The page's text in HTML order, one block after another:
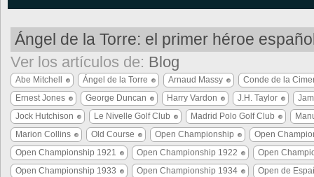
Ángel de la Torre: el primer héroe
Ver los artículos de: Blog
Abe Mitchell Ángel de la Torre Arnaud Massy
Conde de la
Ernest Jones
George Duncan Harry Vardon J.H. Taylor
Jock Hutchison
Le Nivelle Golf Club Madrid Polo Golf Club
Marion Collins
Old Course Open Championship
Open
Open Championship 1921
Open Championship 1922
Open
Open Championship 1933
Open Championship 1934
Open de